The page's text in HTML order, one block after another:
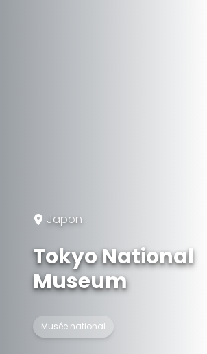
Japon
Tokyo National
Museum
Musée national